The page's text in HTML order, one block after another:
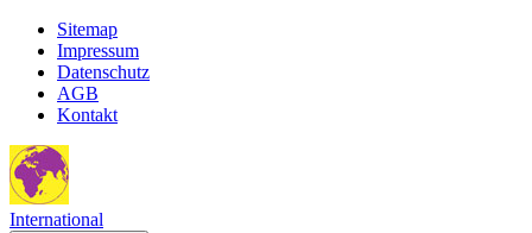
Sitemap
Impressum
Datenschutz
AGB
Kontakt
International